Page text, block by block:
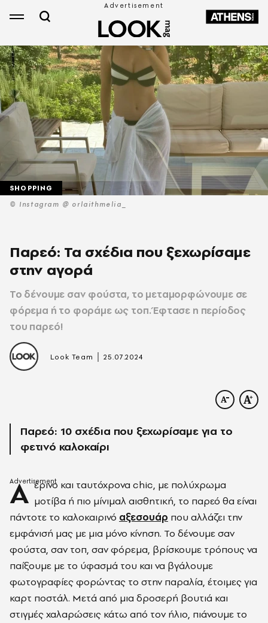
© Instagram @ orlaithmelia_
SHOPPING
Παρεό: Τα σχέδια που ξεχωρίσαμε
στην αγορά
Το δένουμε σαν φούστα, το μεταμορφώνουμε σε
φόρεμα ή το φοράμε ως τοπ. Έφτασε η περίοδος
του παρεό!
Look Team |25.07.2024
Παρεό: 10 σχέδια που ξεχωρίσαμε για το
φετινό καλοκαίρι
Α έρινο και ταυτόχρονα chic, με πολύχρωμα
μοτίβα ή πιο μίνιμαλ αισθητική, το παρεό θα είναι
πάντοτε το καλοκαιρινό αξεσουάρ που αλλάζει την
εμφάνισή μας με μια μόνο κίνηση. Το δένουμε σαν
φούστα, σαν τοπ, σαν φόρεμα, βρίσκουμε τρόπους να
παίξουμε με το ύφασμά του και να βγάλουμε
φωτογραφίες φορώντας το στην παραλία, έτοιμες για
καρτ ποστάλ. Μετά από μια δροσερή βουτιά και
στιγμές χαλαρώσεις κάτω από τον ήλιο, πιάνουμε το